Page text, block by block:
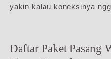
yakin kalau koneksinya
Daftar Paket Pasang